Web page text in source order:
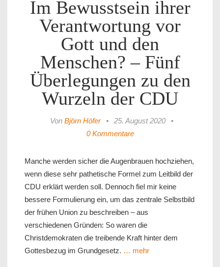
Im Bewusstsein ihrer
Verantwortung vor
Gott und den
Menschen? – Fünf
Überlegungen zu den
Wurzeln der CDU
Von Björn Höfer • 25. August 2020
•
0 Kommentare
Manche werden sicher die Augenbrauen hochziehen,
wenn diese sehr pathetische Formel zum Leitbild der
CDU erklärt werden soll. Dennoch fiel mir keine
bessere Formulierung ein, um das zentrale Selbstbild
der frühen Union zu beschreiben – aus
verschiedenen Gründen: So waren die
Christdemokraten die treibende Kraft hinter dem
Gottesbezug im Grundgesetz. … mehr